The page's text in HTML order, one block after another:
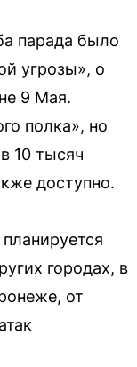
парада было
угрозы», о
9 Мая.
полка», но
10 тысяч
доступно.
городах, в
от